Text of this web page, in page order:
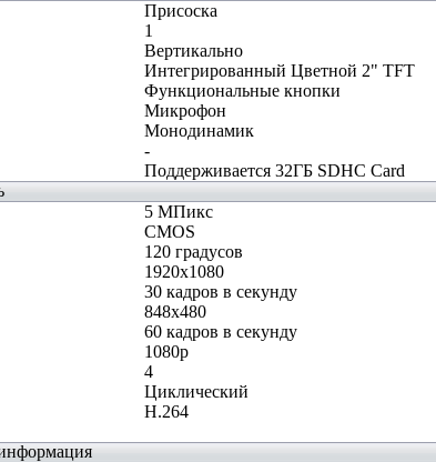
Присоска
1
Вертикально
Интегрированный Цветной 2" TFT
Функциональные кнопки
Микрофон
Монодинамик
-
Поддерживается 32ГБ SDHC Card
5 МПикс
CMOS
120 градусов
1920x1080
30 кадров в секунду
848x480
60 кадров в секунду
1080p
4
Циклический
H.264